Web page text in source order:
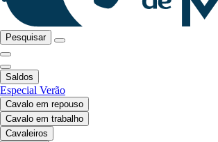
Pesquisar
Saldos
Especial Verão
Cavalo em repouso
Cavalo em trabalho
Cavaleiros